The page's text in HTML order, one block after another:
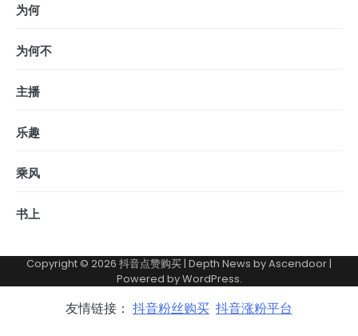
为何
为何不
主播
乐趣
乘风
书上
Copyright © 2026 抖音点赞购买| Depth News byAscendoor|
Powered byWordPress.
友情链接： 抖音粉丝购买 抖音涨粉平台